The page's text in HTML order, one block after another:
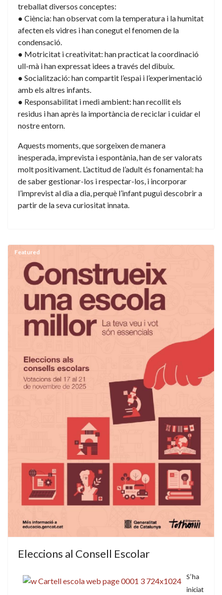
treballat diversos conceptes:
● Ciència: han observat com la temperatura i la humitat
afecten els vidres i han conegut el fenomen de la
condensació.
● Motricitat i creativitat: han practicat la coordinació
ull-mà i han expressat idees a través del dibuix.
● Socialització: han compartit l’espai i l’experimentació
amb els altres infants.
● Responsabilitat i medi ambient: han recollit els
residus i han après la importància de reciclar i cuidar el
nostre entorn.
Aquests moments, que sorgeixen de manera
inesperada, imprevista i espontània, han de ser valorats
molt positivament. L’actitud de l’adult és fonamental: ha
de saber gestionar-los i respectar-los, i incorporar
l’imprevist al dia a dia, perquè l’infant pugui descobrir a
partir de la seva curiositat innata.
Featured
Eleccions al Consell Escolar
S’ha
iniciat